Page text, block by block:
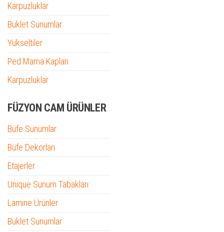
Karpuzluklar
Buklet Sunumlar
Yükseltiler
Ped Mama Kapları
Karpuzluklar
FÜZYON CAM ÜRÜNLER
Büfe Sunumlar
Büfe Dekorları
Etajerler
Unique Sunum Tabakları
Lamine Ürünler
Buklet Sunumlar